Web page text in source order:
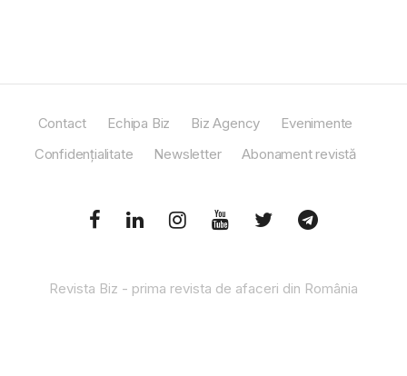
Contact Echipa Biz Biz Agency
Evenimente
Confidențialitate
Newsletter Abonament revistă
Revista Biz - prima revista de afaceri din România